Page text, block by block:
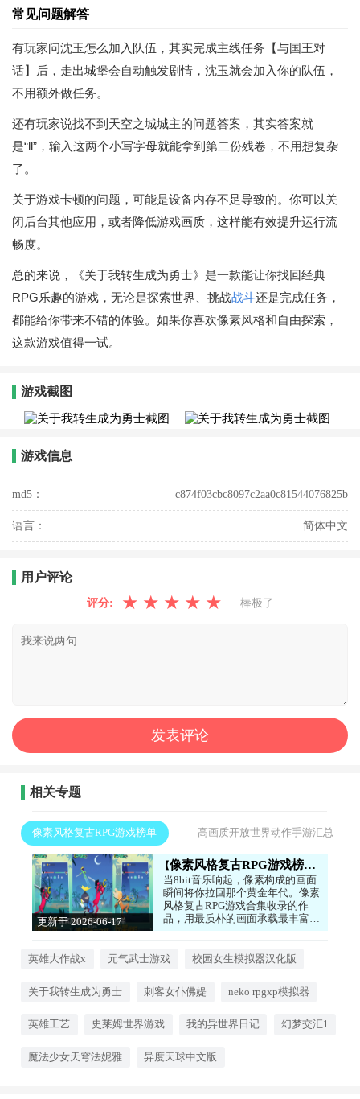
常见问题解答
有玩家问沈玉怎么加入队伍，其实完成主线任务【与国王对
话】后，走出城堡会自动触发剧情，沈玉就会加入你的队伍，
不用额外做任务。
还有玩家说找不到天空之城城主的问题答案，其实答案就
是“ll”，输入这两个小写字母就能拿到第二份残卷，不用想复杂
了。
关于游戏卡顿的问题，可能是设备内存不足导致的。你可以关
闭后台其他应用，或者降低游戏画质，这样能有效提升运行流
畅度。
总的来说，《关于我转生成为勇士》是一款能让你找回经典
RPG乐趣的游戏，无论是探索世界、挑战战斗还是完成任务，
都能给你带来不错的体验。如果你喜欢像素风格和自由探索，
这款游戏值得一试。
游戏截图
游戏信息
md5： c874f03cbc8097c2aa0c81544076825b
语言： 简体中文
用户评论
评分: ★ ★ ★ ★ ★ 棒极了
相关专题
像素风格复古RPG游戏榜单 高画质开放世界动作手游汇总
更新于 2026-06-17
像素风格复古RPG游戏榜单
当8bit音乐响起，像素构成的画面
瞬间将你拉回那个黄金年代。像素
风格复古RPG游戏合集收录的作
品，用最质朴的画面承载最丰富的
冒险。你将扮演勇者，在点阵构成
集装备。没有华丽的特效，却有扎
任务，都藏着开发者对经典RPG的
英雄大作战x 元气武士游戏 校园女生模拟器汉化版
关于我转生成为勇士 刺客女仆佛媞 neko rpgxp模拟器
英雄工艺 史莱姆世界游戏 我的异世界日记 幻梦交汇1
魔法少女天穹法妮雅 异度天球中文版